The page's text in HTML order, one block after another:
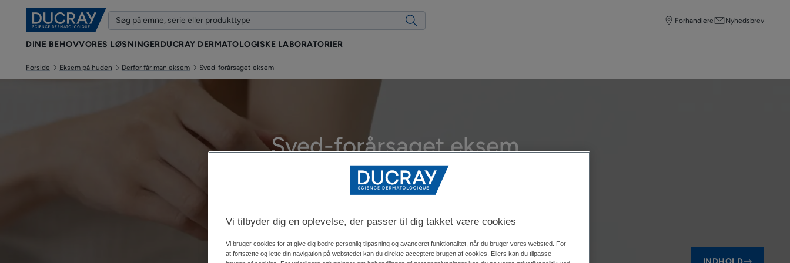
Forhandlere Nyhedsbrev
DINE BEHOVVORES LØSNINGERDUCRAY DERMATOLOGISKE LABORATORIER
Forside Eksem på huden Derfor får man eksem Sved-forårsaget eksem
Sved-forårsaget eksem
, godkendt afvores medicinske DUCRAY-eksperter
Vi tilbyder dig en oplevelse, der passer til dig takket være cookies
Vi bruger cookies for at give dig bedre personlig tilpasning og avanceret funktionalitet, når du bruger vores websted. For
at fortsætte og lette din navigation på webstedet kan du direkte acceptere brugen af cookies. Ellers kan du tilpasse